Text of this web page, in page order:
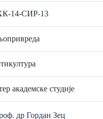
14-СИР-13
академске студије
др Гордан Зец